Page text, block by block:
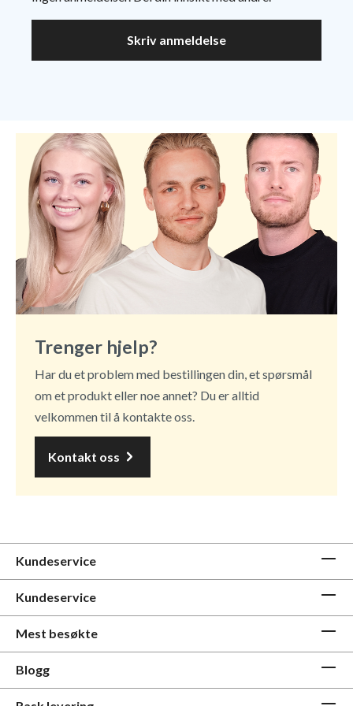
Skriv anmeldelse
Trenger hjelp?
Har du et problem med bestillingen din, et spørsmål
om et produkt eller noe annet? Du er alltid
velkommen til å kontakte oss.
Kontakt oss
Kundeservice
Kundeservice
Mest besøkte
Blogg